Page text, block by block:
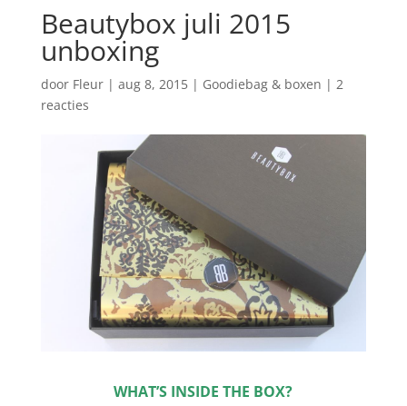
Beautybox juli 2015
unboxing
door Fleur| aug 8, 2015| Goodiebag & boxen | 2
reacties
WHAT’S INSIDE THE BOX?